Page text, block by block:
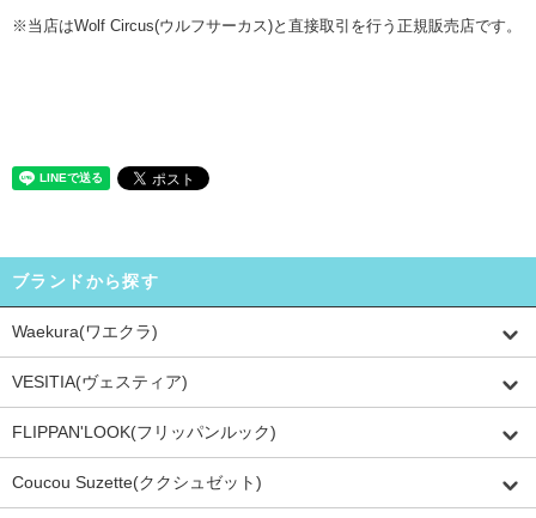
※当店はWolf Circus(ウルフサーカス)と直接取引を行う正規販売店です。
ブランドから探す
Waekura(ワエクラ)
VESITIA(ヴェスティア)
FLIPPAN'LOOK(フリッパンルック)
Coucou Suzette(ククシュゼット)